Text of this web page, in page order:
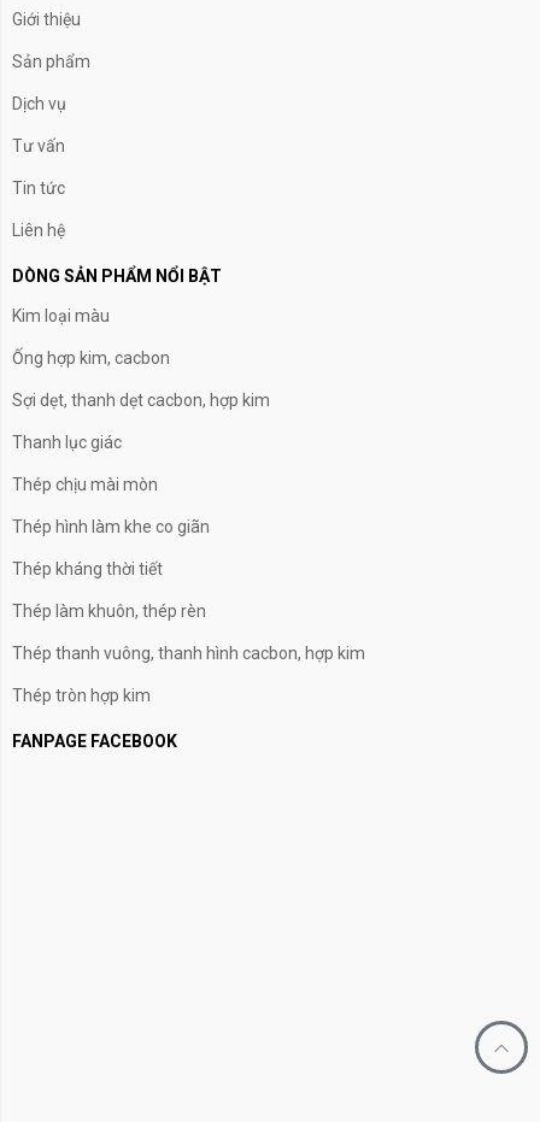
Giới thiệu
Sản phẩm
Dịch vụ
Tư vấn
Tin tức
Liên hệ
DÒNG SẢN PHẨM NỔI BẬT
Kim loại màu
Ống hợp kim, cacbon
Sợi dẹt, thanh dẹt cacbon, hợp kim
Thanh lục giác
Thép chịu mài mòn
Thép hình làm khe co giãn
Thép kháng thời tiết
Thép làm khuôn, thép rèn
Thép thanh vuông, thanh hình cacbon, hợp kim
Thép tròn hợp kim
FANPAGE FACEBOOK